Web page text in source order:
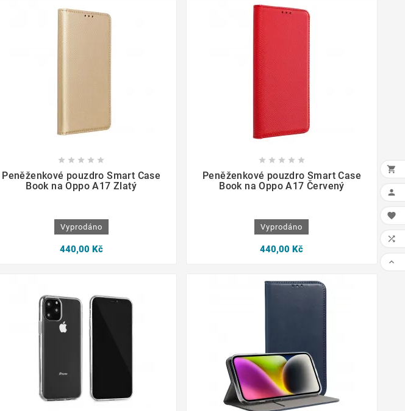
 
    
Peněženkové pouzdro Smart Case
Book na Oppo A17 Zlatý
Vyprodáno
440,00 Kč
 
    
Peněženkové pouzdro Smart Case
Book na Oppo A17 Červený
Vyprodáno
440,00 Kč




